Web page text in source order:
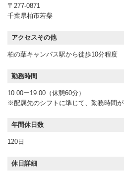
〒277-0871
千葉県柏市若柴
アクセスその他
柏の葉キャンパス駅から徒歩10分程度
勤務時間
10:00ー19:00（休憩60分）
※配属先のシフトに準じて、勤務時間が
年間休日数
120日
休日詳細